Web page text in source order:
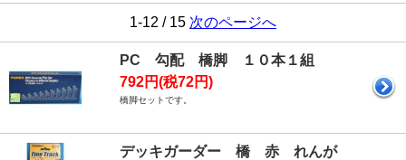
1-12 / 15 次のページへ
PC 勾配 橋脚 １０本１組
792円(税72円)
橋脚セットです。
デッキガーダー 橋 赤 れんが